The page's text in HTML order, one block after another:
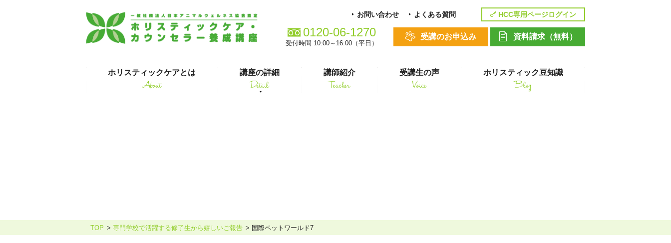
ホリスティックケアとは
About
講座の詳細
Detail
ホリスティックケア・カウンセラー養成講座
ホリスティックケア･カウンセラー受講生向け。
講師紹介
Teacher
受講生の声
Voice
ホリスティック豆知識
Blog
受講のお申込み 資料請求（無料）
お問い合わせ HCC専用ページログイン
よくある質問
0120-06-1270
受付時間 10:00～16:00（平日）
TOP 専門学校で活躍する修了生から嬉しいご報告 国際ペットワールド7